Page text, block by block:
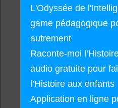
L'Odyssée de
game pédagogique
autrement
Raconte-moi
audio gratuite pour
l’Histoire aux enfants
Application en ligne